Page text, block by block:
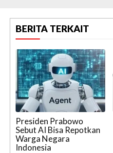
BERITA TERKAIT
Presiden Prabowo
Sebut AI Bisa Repotkan
Warga Negara
Indonesia